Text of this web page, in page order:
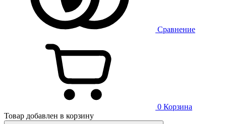
Сравнение
0 Корзина
Товар добавлен в корзину